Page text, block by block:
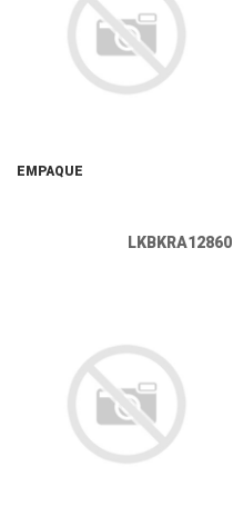
EMPAQUE
LKBKRA12860